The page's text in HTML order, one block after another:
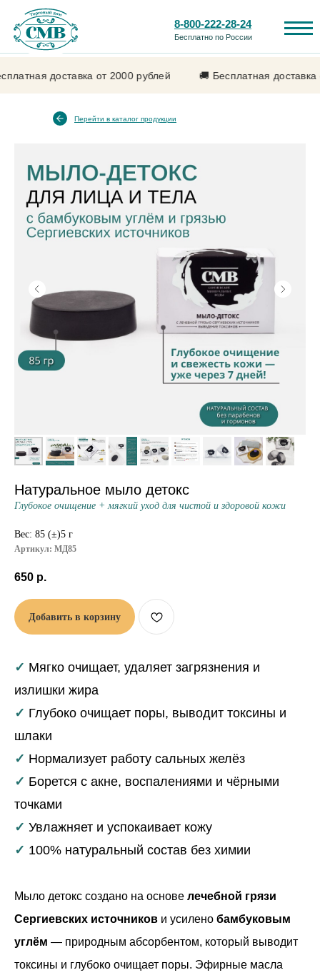
Каталог продукции Лечебные свойства
8-800-222-28-24
Бесплатно по России
от 2000 рублей 🚚 Бесплатная доставка от 2000 рублей
Перейти в каталог продукции
Натуральное мыло детокс
Глубокое очищение + мягкий уход для чистой и здоровой кожи
Вес: 85 (±)5 г
Артикул: МД85
650 р.
Добавить в корзину
✓ Мягко очищает, удаляет загрязнения и
излишки жира
✓ Глубоко очищает поры, выводит токсины и
шлаки
✓ Нормализует работу сальных желёз
✓ Борется с акне, воспалениями и чёрными
точками
✓ Увлажняет и успокаивает кожу
✓ 100% натуральный состав без химии
Мыло детокс создано на основе лечебной грязи
Сергиевских источников и усилено бамбуковым
углём — природным абсорбентом, который выводит
токсины и глубоко очищает поры. Эфирные масла